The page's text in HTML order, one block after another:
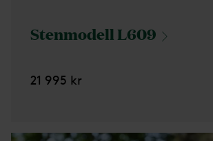
StenmodellL609
21 995 kr